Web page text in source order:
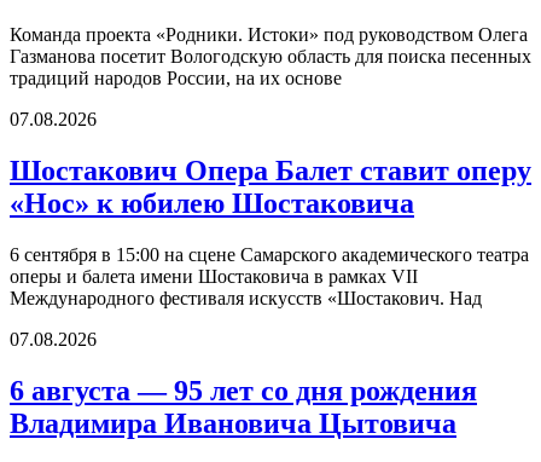
Команда проекта «Родники. Истоки» под руководством Олега
Газманова посетит Вологодскую область для поиска песенных
традиций народов России, на их основе
07.08.2026
Шостакович Опера Балет ставит оперу
«Нос» к юбилею Шостаковича
6 сентября в 15:00 на сцене Самарского академического театра
оперы и балета имени Шостаковича в рамках VII
Международного фестиваля искусств «Шостакович. Над
07.08.2026
6 августа — 95 лет со дня рождения
Владимира Ивановича Цытовича